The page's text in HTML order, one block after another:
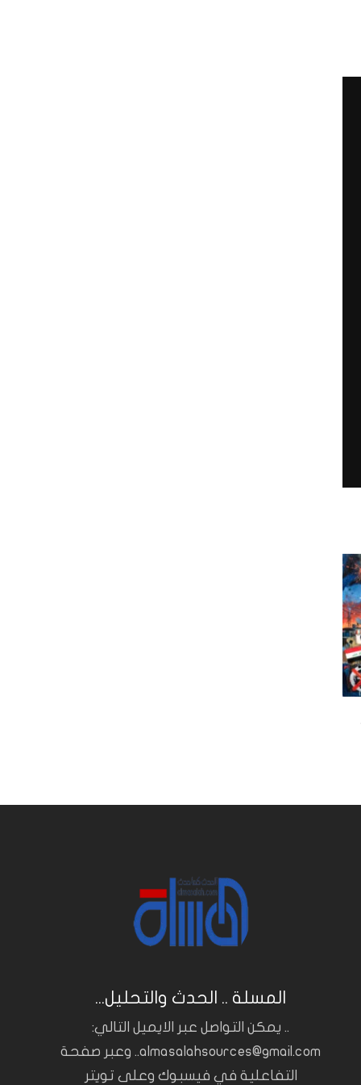
المسلة .. الحدث والتحليل...
.. يمكن التواصل عبر الايميل التالي:
almasalahsources@gmail.com.. وعبر صفحة
التفاعلية في فيسبوك وعلى تويتر